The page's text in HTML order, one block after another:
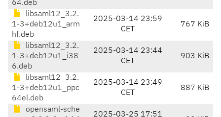
64.deb
libsaml12_3.2.
1-3+deb12u1_arm
hf.deb
2025-03-14 23:59
CET
767 KiB
libsaml12_3.2.
1-3+deb12u1_i38
6.deb
2025-03-14 23:44
CET
903 KiB
libsaml12_3.2.
1-3+deb12u1_ppc
64el.deb
2025-03-14 23:49
CET
887 KiB
opensaml-sche
2025-03-25 17:51